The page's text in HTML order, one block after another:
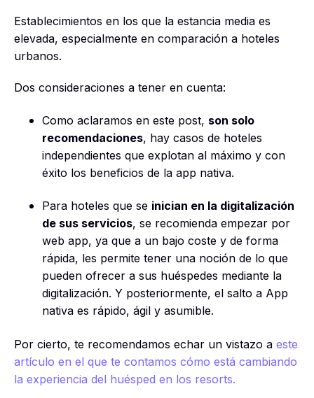
Establecimientos en los que la estancia media es
elevada, especialmente en comparación a hoteles
urbanos.
Dos consideraciones a tener en cuenta:
Como aclaramos en este post, son solo
recomendaciones, hay casos de hoteles
independientes que explotan al máximo y con
éxito los beneficios de la app nativa.
Para hoteles que se inician en la digitalización
de sus servicios, se recomienda empezar por
web app, ya que a un bajo coste y de forma
rápida, les permite tener una noción de lo que
pueden ofrecer a sus huéspedes mediante la
digitalización. Y posteriormente, el salto a App
nativa es rápido, ágil y asumible.
Por cierto, te recomendamos echar un vistazo a este
artículo en el que te contamos cómo está cambiando
la experiencia del huésped en los resorts.